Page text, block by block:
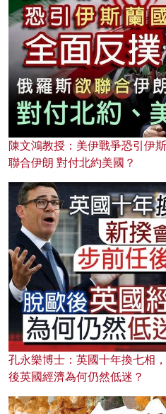
陳文鴻教授：美伊戰爭恐引伊
聯合伊朗 對付北約美國？
孔永樂博士：英國十年換七相
後英國經濟為何仍然低迷？